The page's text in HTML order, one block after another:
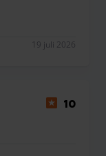
19 juli 2026
10